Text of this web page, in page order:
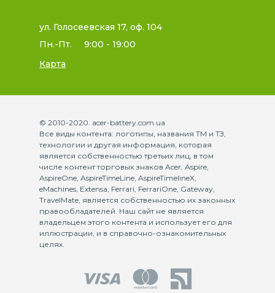
ул. Голосеевская 17, оф. 104
Пн.-Пт.
9:00 - 19:00
Карта
© 2010-2020. acer-battery.com.ua
Все виды контента: логотипы, названия ТМ и ТЗ,
технологии и другая информация, которая
является собственностью третьих лиц, в том
числе контент торговых знаков Acer, Aspire,
AspireOne, AspireTimeLine, AspireTimelineX,
eMachines, Extensa, Ferrari, FerrariOne, Gateway,
TravelMate, является собственностью их законных
правообладателей. Наш сайт не является
владельцем этого контента и использует его для
иллюстрации, и в справочно-ознакомительных
целях.